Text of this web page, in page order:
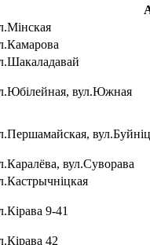
вул.Южная
вул.Суворава
9-41
42